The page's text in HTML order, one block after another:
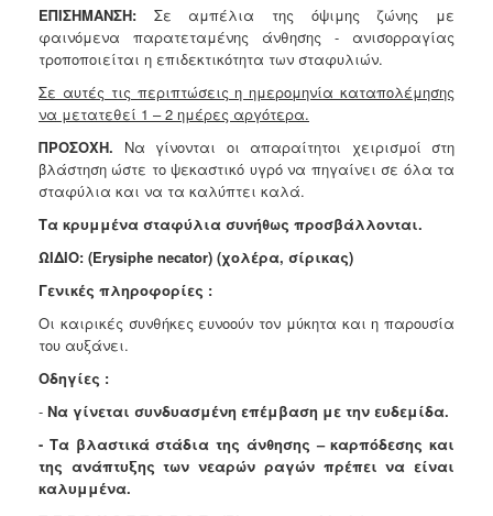
ΕΠΙΣΗΜΑΝΣΗ: Σε αμπέλια της όψιμης ζώνης με
φαινόμενα παρατεταμένης άνθησης - ανισορραγίας
τροποποιείται η επιδεκτικότητα των σταφυλιών.
Σε αυτές τις περιπτώσεις η ημερομηνία καταπολέμησης
να μετατεθεί 1 – 2 ημέρες αργότερα.
ΠΡΟΣΟΧΗ. Να γίνονται οι απαραίτητοι χειρισμοί στη
βλάστηση ώστε το ψεκαστικό υγρό να πηγαίνει σε όλα τα
σταφύλια και να τα καλύπτει καλά.
Τα κρυμμένα σταφύλια συνήθως προσβάλλονται.
ΩΙΔΙΟ: (Erysiphe necator) (χολέρα, σίρικας)
Γενικές πληροφορίες :
Οι καιρικές συνθήκες ευνοούν τον μύκητα και η παρουσία
του αυξάνει.
Οδηγίες :
- Να γίνεται συνδυασμένη επέμβαση με την ευδεμίδα.
- Τα βλαστικά στάδια της άνθησης – καρπόδεσης και
της ανάπτυξης των νεαρών ραγών πρέπει να είναι
καλυμμένα.